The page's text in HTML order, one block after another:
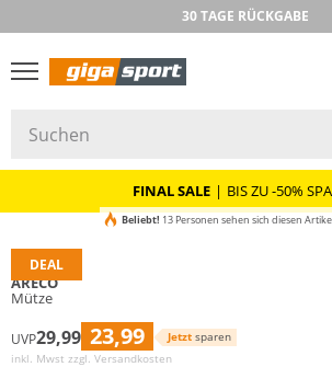
30 TAGE RÜCKGABE
FINAL SALE | BIS ZU -50%
DEAL
Beliebt! 13 Personen sehen sich diesen
ARECO
Mütze
UVP29,99 23,99 Jetzt sparen
inkl. Mwst zzgl. Versandkosten